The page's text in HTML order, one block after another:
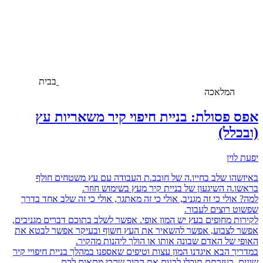
בבית
המלאכה
אפס פסולת: בניית חיפוי קיר משאריות עץ
(ובכלל)
יפעת לוין
באיזשהו שלב בחייו.ה של חובב.ת העבודה עם עץ משטחים חולף
בראשו.ה השיגעון של בניית קיר מעץ בשימוש חוזר.
למה? אולי כי זה מגניב, אולי כי זה מאתגר, אולי כי זה שלב אחד בדרך
שפשוט רוצים לעבור.
לקירות מחופים בעץ יש המון אופי. אפשר לשלב בתוכם דברים מגניבים,
אפשר לצבוע, אפשר להשאיר את העץ חשוף ובעיקר אפשר לבטא את
האופי של האדם שבונה אותו או הולך ליהנות מהקיר.
במדריך הבא איגדנו המון עצות וטיפים שאספנו במהלך בניית חיפויי קיר